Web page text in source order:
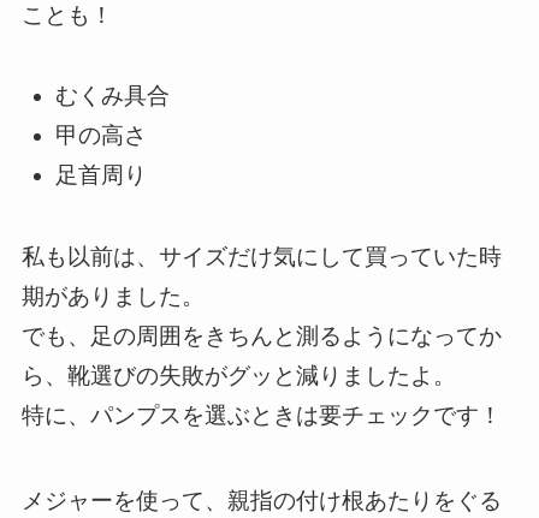
ことも！
むくみ具合
甲の高さ
足首周り
私も以前は、サイズだけ気にして買っていた時
期がありました。
でも、足の周囲をきちんと測るようになってか
ら、靴選びの失敗がグッと減りましたよ。
特に、パンプスを選ぶときは要チェックです！
メジャーを使って、親指の付け根あたりをぐる